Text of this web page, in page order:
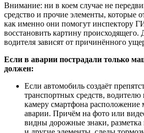
Внимание: ни в коем случае не
средство и прочие элементы, которые
как именно они помогут инспектору
восстановить картину происходящего.
водителя зависят от причинённого
Если в аварии пострадали только
должен:
Если автомобиль создаёт
транспортных средств, водителю
камеру смартфона
аварии. Причём на фото или
видны дорожные знаки, разметка